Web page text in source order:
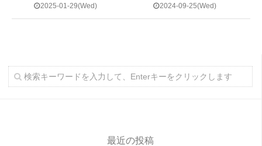
2025-01-29(Wed) 2024-09-25(Wed)
最近の投稿